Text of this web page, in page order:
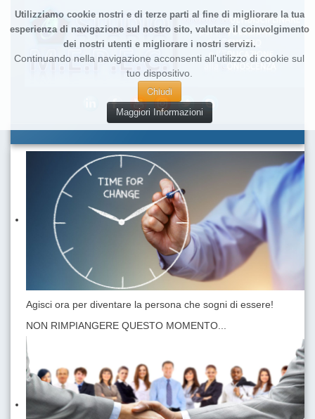
Utilizziamo cookie nostri e di terze parti al fine di migliorare la tua
esperienza di navigazione sul nostro sito, valutare il coinvolgimento
dei nostri utenti e migliorare i nostri servizi.
Continuando nella navigazione acconsenti all'utilizzo di cookie sul
tuo dispositivo.
Chiudi
Maggiori Informazioni
Agisci ora per diventare la persona che sogni di essere!
NON RIMPIANGERE QUESTO MOMENTO...